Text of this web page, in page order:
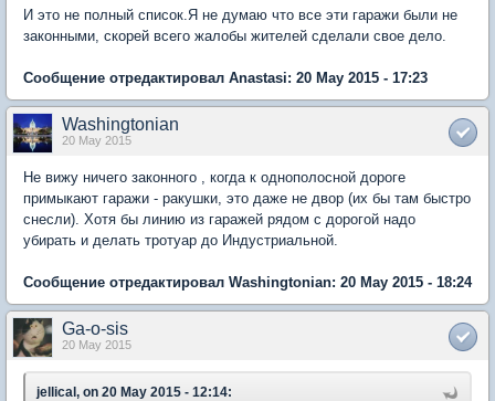
И это не полный список.Я не думаю что все эти гаражи были не
законными, скорей всего жалобы жителей сделали свое дело.
Сообщение отредактировал Anastasi: 20 May 2015 - 17:23
Washingtonian
20 May 2015
Не вижу ничего законного , когда к однополосной дороге
примыкают гаражи - ракушки, это даже не двор (их бы там быстро
снесли). Хотя бы линию из гаражей рядом с дорогой надо
убирать и делать тротуар до Индустриальной.
Сообщение отредактировал Washingtonian: 20 May 2015 - 18:24
Ga-o-sis
20 May 2015
jellical, on 20 May 2015 - 12:14: